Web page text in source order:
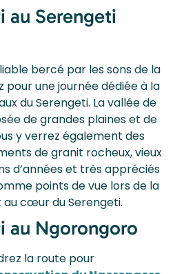
au Serengeti
bercé par les sons de la
pour une journée dédiée à la
du Serengeti. La vallée de
de grandes plaines et de
y verrez également des
de granit rocheux, vieux
d’années et très appréciés
points de vue lors de la
au cœur du Serengeti.
au Ngorongoro
la route pour